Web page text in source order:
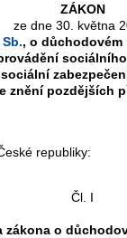
ZÁKON
ze dne 30. května
Sb., o
znění pozdějších
republiky:
Čl. I
zákona o
náhrady
škody